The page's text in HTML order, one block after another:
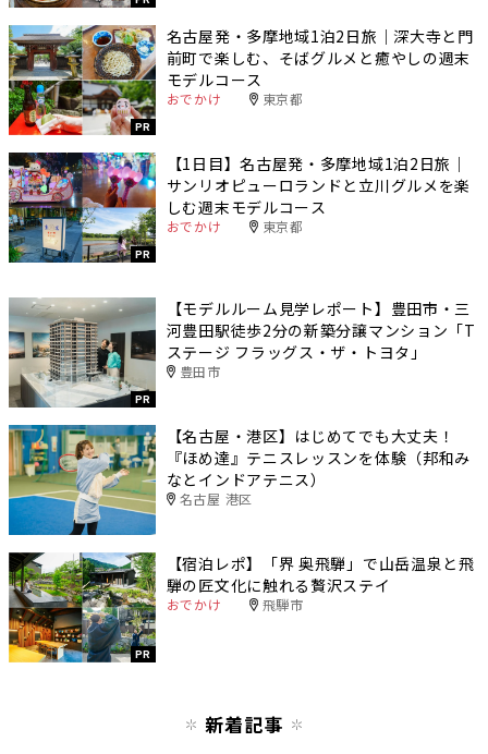
PR
名古屋発・多摩地域1泊2日旅｜深大寺と門
前町で楽しむ、そばグルメと癒やしの週末
モデルコース
おでかけ 東京都
PR
【1日目】名古屋発・多摩地域1泊2日旅｜
サンリオピューロランドと立川グルメを楽
しむ週末モデルコース
おでかけ 東京都
PR
【モデルルーム見学レポート】豊田市・三
河豊田駅徒歩2分の新築分譲マンション「T
ステージ フラッグス・ザ・トヨタ」
豊田市
【名古屋・港区】はじめてでも大丈夫！
『ほめ達』テニスレッスンを体験（邦和み
なとインドアテニス）
名古屋 港区
PR
【宿泊レポ】「界 奥飛騨」で山岳温泉と飛
騨の匠文化に触れる贅沢ステイ
おでかけ 飛騨市
新着記事